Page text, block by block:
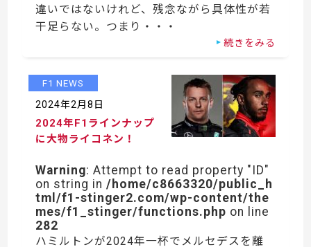
違いではないけれど、残念ながら具体性が若
干足らない。つまり・・・
続きをみる
F1 NEWS
2024年2月8日
2024年F1ラインナップ
に大物ライコネン！
Warning: Attempt to read property "ID"
on string in/home/c8663320/public_h
tml/f1-stinger2.com/wp-content/the
mes/f1_stinger/functions.php on line
282
ハミルトンが2024年一杯でメルセデスを離